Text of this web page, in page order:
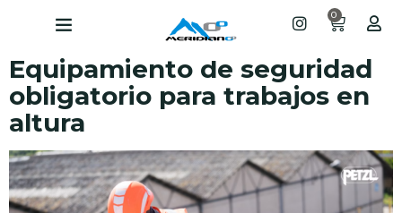
0
Equipamiento de seguridad
obligatorio para trabajos en
altura